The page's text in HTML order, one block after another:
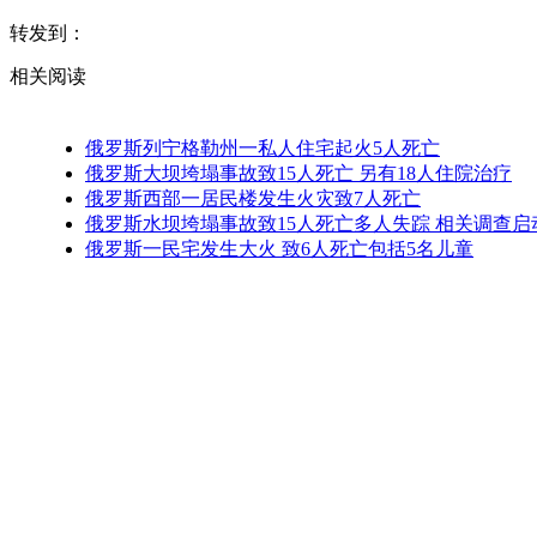
转发到：
相关阅读
俄罗斯列宁格勒州一私人住宅起火5人死亡
俄罗斯大坝垮塌事故致15人死亡 另有18人住院治疗
俄罗斯西部一居民楼发生火灾致7人死亡
俄罗斯水坝垮塌事故致15人死亡多人失踪 相关调查启
俄罗斯一民宅发生大火 致6人死亡包括5名儿童